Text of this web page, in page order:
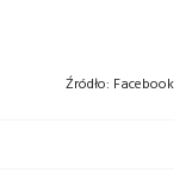
Źródło: Facebook